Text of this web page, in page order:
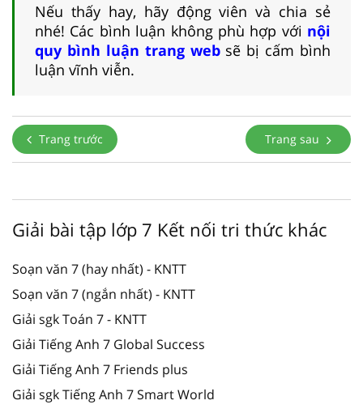
Nếu thấy hay, hãy động viên và chia sẻ
nhé! Các bình luận không phù hợp với nội
quy bình luận trang websẽ bị cấm bình
luận vĩnh viễn.
Trang trước Trang sau
Giải bài tập lớp 7 Kết nối tri thức khác
Soạn văn 7 (hay nhất) - KNTT
Soạn văn 7 (ngắn nhất) - KNTT
Giải sgk Toán 7 - KNTT
Giải Tiếng Anh 7 Global Success
Giải Tiếng Anh 7 Friends plus
Giải sgk Tiếng Anh 7 Smart World